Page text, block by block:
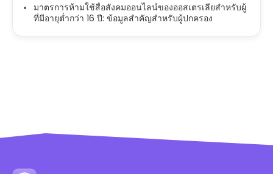
มาตรการห้ามใช้สื่อสังคมออนไลน์ของออสเตรเลียสำหรับผู้
ที่มีอายุต่ำกว่า 16 ปี: ข้อมูลสำคัญสำหรับผู้ปกครอง